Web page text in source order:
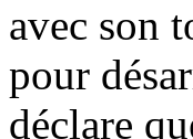
avec son
pour
déclare